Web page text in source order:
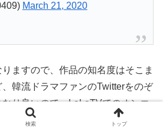
March 21, 2020
ますので、作品の知名度はそこま
韓流ドラマファンのTwitterをのぞ
り良いので、LaLaTVでのオンエ
も一気に上がっていくのでは？と
検索 トップ